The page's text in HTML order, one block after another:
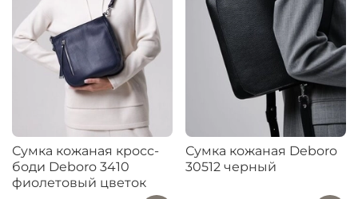
Сумка кожаная кросс-
боди Deboro 3410
фиолетовый цветок
Сумка кожаная Deboro
30512 черный